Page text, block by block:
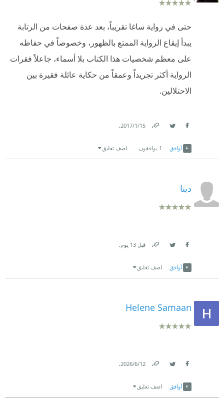
حتى في رواية ساغا تقريباً، بعد عدة صفحات من الرتابة
يبدأ إيقاع الرواية الممتع بالظهور، وخصوصاً في حفاظه
على معظم شخصيات هذا الكتاب بلا أسماء، جاعلاً فقرات
الرواية أكثر تجريداً وعمقاً من حكاية عائلة فقيرة بين
الاحتلالين.
15‏/1‏/2017
.
أوافق 1 يوافقون اضف تعليق
دينا
قبل 13 يوم .
أوافق اضف تعليق
Helene Samaan
12‏/6‏/2026
.
أوافق اضف تعليق